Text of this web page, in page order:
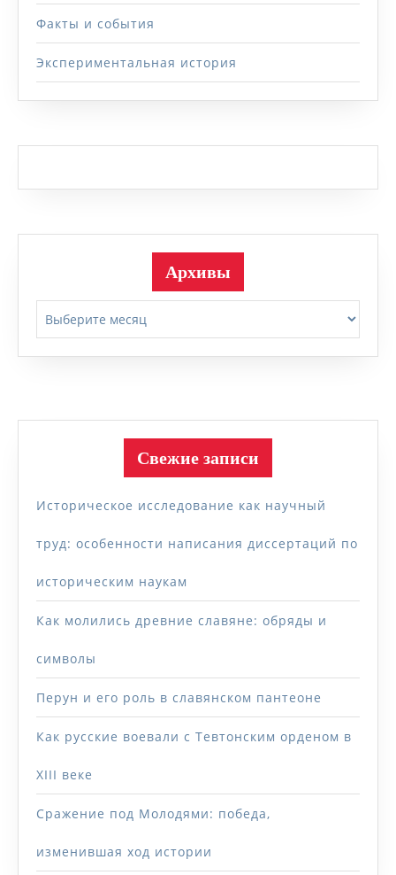
Факты и события
Экспериментальная история
Архивы
Свежие записи
Историческое исследование как научный
труд: особенности написания диссертаций по
историческим наукам
Как молились древние славяне: обряды и
символы
Перун и его роль в славянском пантеоне
Как русские воевали с Тевтонским орденом в
XIII веке
Сражение под Молодями: победа,
изменившая ход истории